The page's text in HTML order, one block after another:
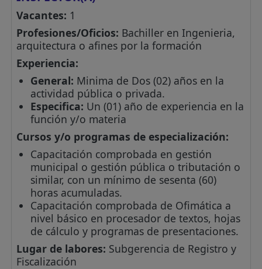
Vacantes: 1
Profesiones/Oficios: Bachiller en Ingenieria,
arquitectura o afines por la formación
Experiencia:
General: Minima de Dos (02) años en la
actividad pública o privada.
Especifica: Un (01) año de experiencia en la
función y/o materia
Cursos y/o programas de especialización:
Capacitación comprobada en gestión
municipal o gestión pública o tributación o
similar, con un mínimo de sesenta (60)
horas acumuladas.
Capacitación comprobada de Ofimática a
nivel básico en procesador de textos, hojas
de cálculo y programas de presentaciones.
Lugar de labores: Subgerencia de Registro y
Fiscalización